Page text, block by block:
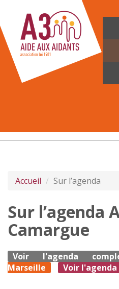
Accueil Sur l’agenda
Sur l’agenda
Camargue
Voir l'agenda
Marseille
Voir l'agenda
Panneau de gestion des cookies